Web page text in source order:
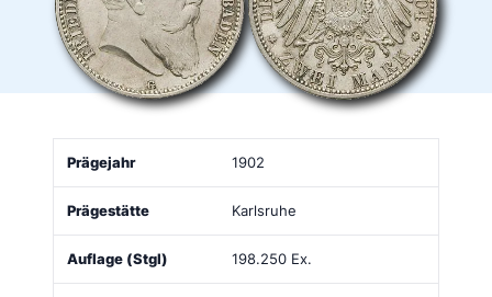
Prägejahr Prägestätte
(Stgl)
(PP)
1902
Karlsruhe
198.250 Ex.